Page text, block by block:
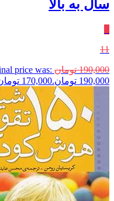
سال به بالا
11
190,000 تومان price was:
190,000 تومان.
170,000